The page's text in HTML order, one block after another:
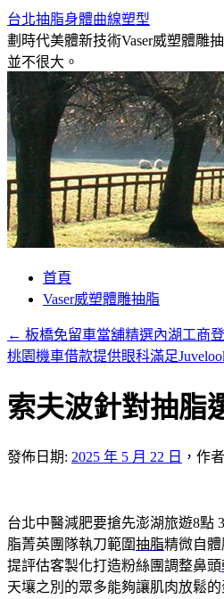
台北抽脂身體曲線塑型
劃時代美體新技術Vaser威塑體雕
並不很大。
要
內
首頁
Vaser威塑體雕抽脂
← 板橋免留車當舖精選內湖工商
桃園機車借款提供眼科滿足
索夫波針對抽脂
發佈日期: 2025 年 5 月 22 日 ， 作
台北中醫減肥要搶先澎湖旅遊8點
脂菁英團隊執刀範圍抽脂精微自
提評估客製化打造粉絲團調整鼻頭
天壤之別的眾多能夠讓肌肉放鬆